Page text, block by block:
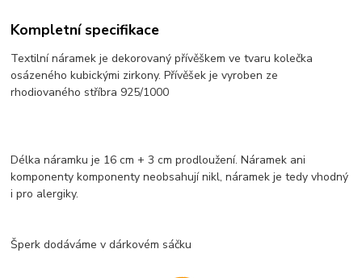
Kompletní specifikace
Textilní náramek je dekorovaný přívěškem ve tvaru kolečka
osázeného kubickými zirkony. Přívěšek je vyroben ze
rhodiovaného stříbra 925/1000
Délka náramku je 16 cm + 3 cm prodloužení. Náramek ani
komponenty komponenty neobsahují nikl, náramek je tedy vhodný
i pro alergiky.
Šperk dodáváme v dárkovém sáčku